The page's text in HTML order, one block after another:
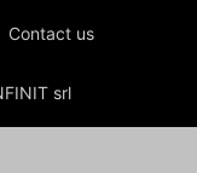
Contact us
srl